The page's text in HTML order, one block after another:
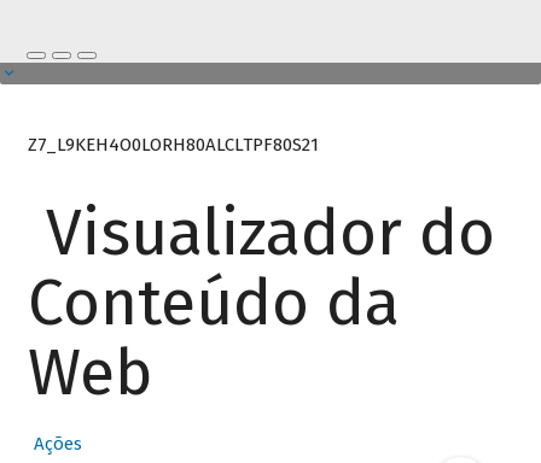
Z7_L9KEH4O0LORH80ALCLTPF80S21
Visualizador do
Conteúdo da
Web
Ações